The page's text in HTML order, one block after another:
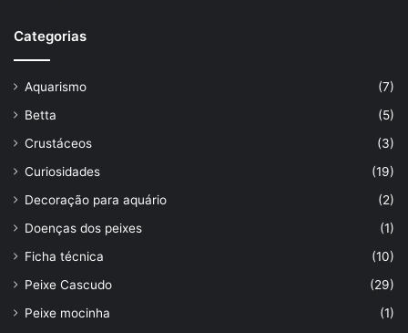
Categorias
Aquarismo
(7)
Betta
(5)
Crustáceos
(3)
Curiosidades
(19)
Decoração para aquário
(2)
Doenças dos peixes
(1)
Ficha técnica
(10)
Peixe Cascudo
(29)
Peixe mocinha
(1)